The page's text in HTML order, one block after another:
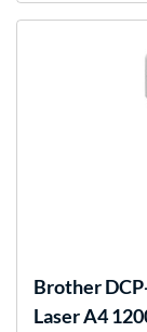
Brother
Laser A4